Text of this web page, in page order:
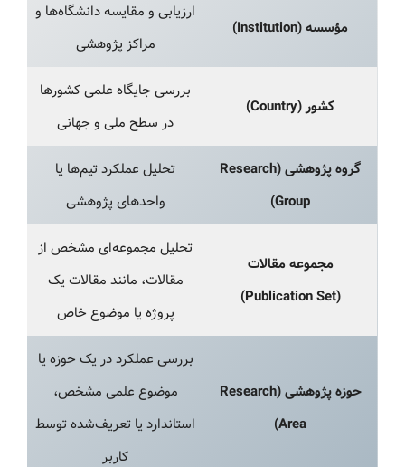
مؤسسه (Institution)
ارزیابی و مقایسه دانشگاه‌ها و
مراکز پژوهشی
کشور (Country)
بررسی جایگاه علمی کشورها
در سطح ملی و جهانی
گروه پژوهشی (Research
Group)
تحلیل عملکرد تیم‌ها یا
واحدهای پژوهشی
مجموعه مقالات
(Publication Set)
تحلیل مجموعه‌ای مشخص از
مقالات، مانند مقالات یک
پروژه یا موضوع خاص
حوزه پژوهشی (Research
Area)
بررسی عملکرد در یک حوزه یا
موضوع علمی مشخص،
استاندارد یا تعریف‌شده توسط
کاربر